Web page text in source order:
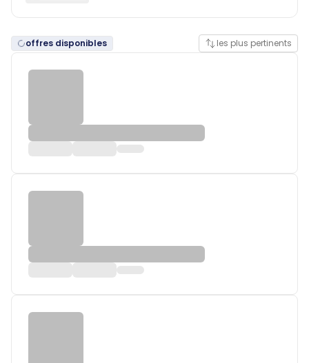
offres disponibles les plus pertinents